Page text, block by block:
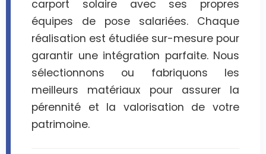
carport solaire avec ses propres
équipes de pose salariées. Chaque
réalisation est étudiée sur-mesure pour
garantir une intégration parfaite. Nous
sélectionnons ou fabriquons les
meilleurs matériaux pour assurer la
pérennité et la valorisation de votre
patrimoine.